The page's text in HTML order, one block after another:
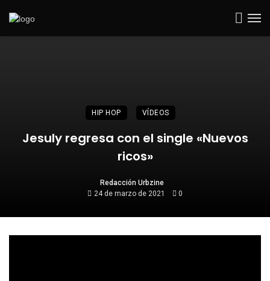
HIP HOP VÍDEOS
Jesuly regresa con el single «Nuevos
ricos»
Redacción Urbzine
24 de marzo de 2021
0